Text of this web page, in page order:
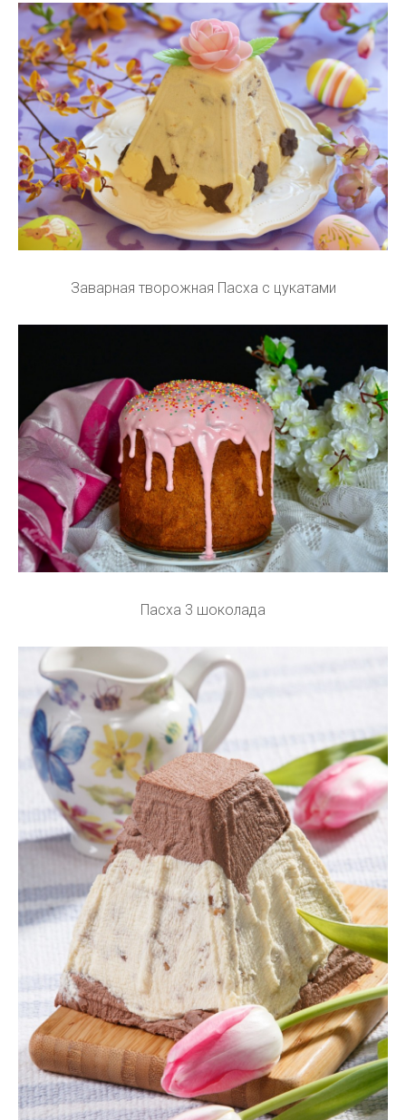
Заварная творожная Пасха с цукатами
Пасха 3 шоколада